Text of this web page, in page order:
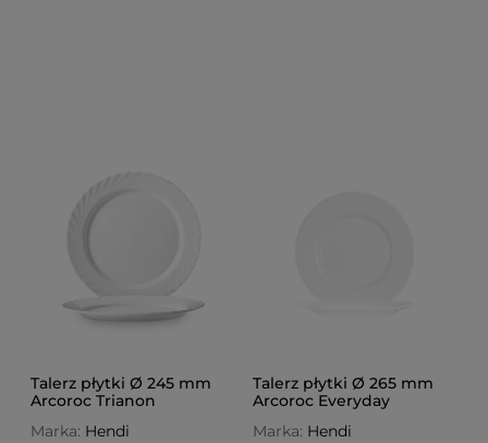
Talerz płytki Ø 245 mm
Arcoroc Trianon
Marka: Hendi
Talerz płytki Ø 265 mm
Arcoroc Everyday
Marka: Hendi